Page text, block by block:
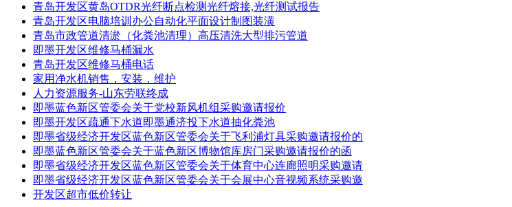
青岛开发区黄岛OTDR光纤断点检测光纤熔接,光纤测试报告
青岛开发区电脑培训办公自动化平面设计制图装潢
青岛市政管道清淤（化粪池清理）高压清洗大型排污管道
即墨开发区维修马桶漏水
青岛开发区维修马桶电话
家用净水机销售，安装，维护
人力资源服务-山东劳联终成
即墨蓝色新区管委会关于党校新风机组采购邀请报价
即墨开发区疏通下水道即墨通济投下水道抽化粪池
即墨省级经济开发区蓝色新区管委会关于飞利浦灯具采购邀请报价的
即墨蓝色新区管委会关于蓝色新区博物馆库房门采购邀请报价的函
即墨省级经济开发区蓝色新区管委会关于体育中心连廊照明采购邀请
即墨省级经济开发区蓝色新区管委会关于会展中心音视频系统采购邀
开发区超市低价转让